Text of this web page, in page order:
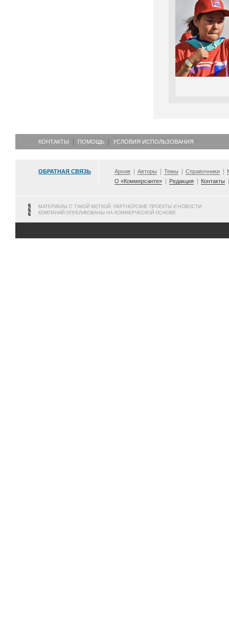
КОНТАКТЫ ПОМОЩЬ УСЛОВИЯ ИСПОЛЬЗОВАНИЯ
ОБРАТНАЯ СВЯЗЬ Архив Авторы Темы Справочники
О «Коммерсанте»
Редакция Контакты
МАТЕРИАЛЫ С ТАКОЙ МЕТКОЙ, ПАРТНЕРСКИЕ ПРОЕКТЫ И НОВОСТИ
КОМПАНИЙ ОПУБЛИКОВАНЫ НА КОММЕРЧЕСКОЙ ОСНОВЕ